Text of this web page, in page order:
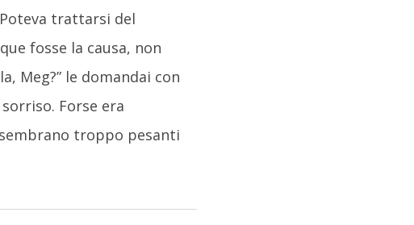
trattarsi del
fosse la causa, non
Meg?” le domandai con
Forse era
troppo pesanti